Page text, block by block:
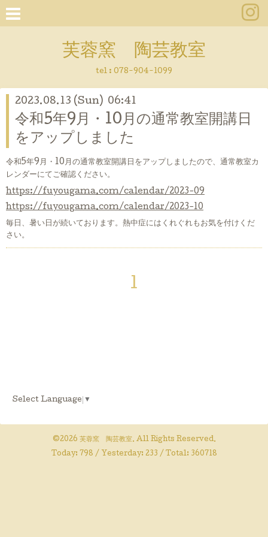
芙蓉窯 陶芸教室
tel : 078-904-1099
2023.08.13 (Sun) 06:41
令和5年9月・10月の通常教室開講日
をアップしました
令和5年9月・10月の通常教室開講日をアップしましたので、通常教室カ
レンダーにてご確認ください。
https://fuyougama.com/calendar/2023-09
https://fuyougama.com/calendar/2023-10
毎日、暑い日が続いております。熱中症にはくれぐれもお気を付けくだ
さい。
1
Select Language ▼
©2026 芙蓉窯 陶芸教室. All Rights Reserved.
Today: 798 / Yesterday: 233 / Total: 360718